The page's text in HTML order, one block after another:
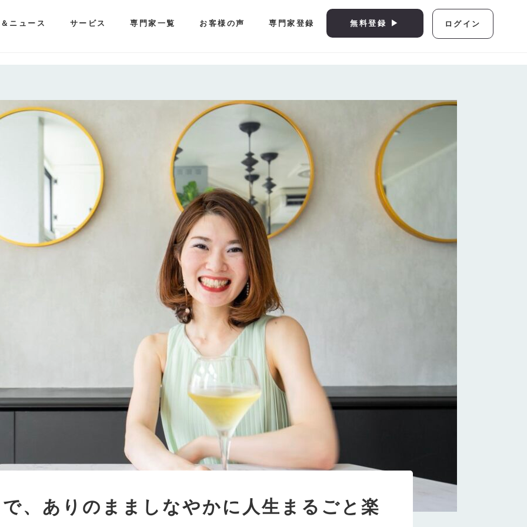
ニュース サービス 専門家一覧 お客様の声 専門家登録 無料登録 ▶︎ ログイン
、ありのまましなやかに人生まるごと楽